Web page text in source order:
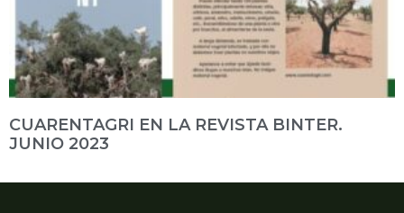
CUARENTAGRI EN LA REVISTA BINTER.
JUNIO 2023